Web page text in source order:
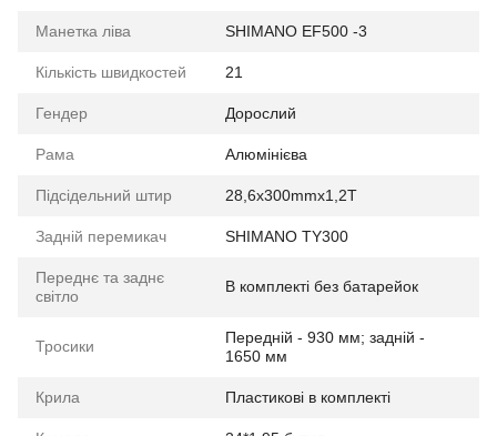
Манетка ліва SHIMANO EF500 -3
Кількість швидкостей 21
Гендер Дорослий
Рама Алюмінієва
Підсідельний штир 28,6х300mmх1,2T
Задній перемикач SHIMANO TY300
Переднє та заднє
світло
В комплекті без батарейок
Тросики
Передній - 930 мм; задній -
1650 мм
Крила Пластикові в комплекті